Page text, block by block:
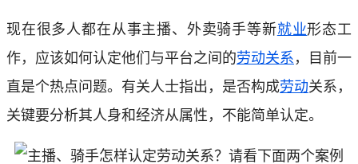
现在很多人都在从事主播、外卖骑手等新就业形态工
作，应该如何认定他们与平台之间的劳动关系 ，目前一
直是个热点问题。有关人士指出，是否构成劳动关系，
关键要分析其人身和经济从属性，不能简单认定。